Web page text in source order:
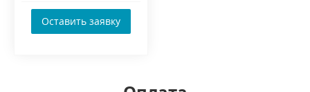
Оставить заявку